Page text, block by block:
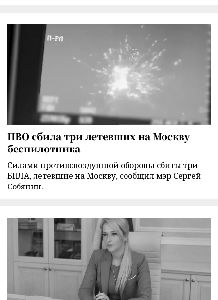
ПВО сбила три летевших на Москву
беспилотника
Силами противовоздушной обороны сбиты три
БПЛА, летевшие на Москву, сообщил мэр Сергей
Собянин.